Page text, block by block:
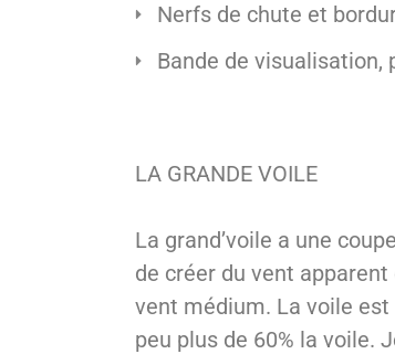
Nerfs de chute et
Bande de visualisation,
LA GRANDE VOILE
La grand’voile a une
de créer du vent
vent médium. La voile est
peu plus de 60% la voile.